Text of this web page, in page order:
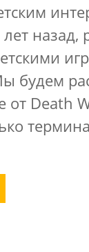
назад,
будем
от Death